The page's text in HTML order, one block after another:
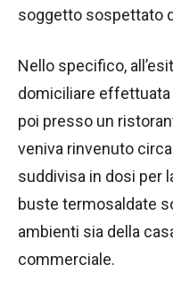
soggetto sospettato
Nello specifico,
domiciliare effettuata
poi presso un
veniva rinvenuto
suddivisa in dosi per
buste termosaldate
ambienti sia della
commerciale.